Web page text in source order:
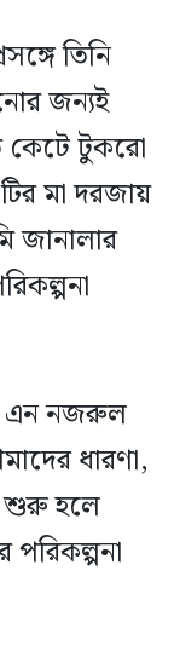
তিনি
জন্যই
কেটে টুকরো
মা দরজায়
জানালার
এন নজরুল
ধারণা,
শুরু হলে